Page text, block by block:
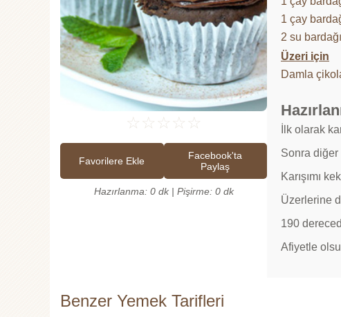
☆ ☆ ☆ ☆ ☆
Favorilere Ekle
Facebook'ta
Paylaş
Hazırlanma: 0 dk | Pişirme: 0 dk
1 çay
2 su
Üzeri için
Damla
İlk olarak
Sonra diğer
Karışımı
Üzerlerine
190
Afiyetle
Benzer Yemek Tarifleri